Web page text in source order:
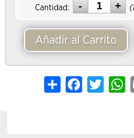
Cantidad: (
Añadir al Carrito
Share FacebookTwitter